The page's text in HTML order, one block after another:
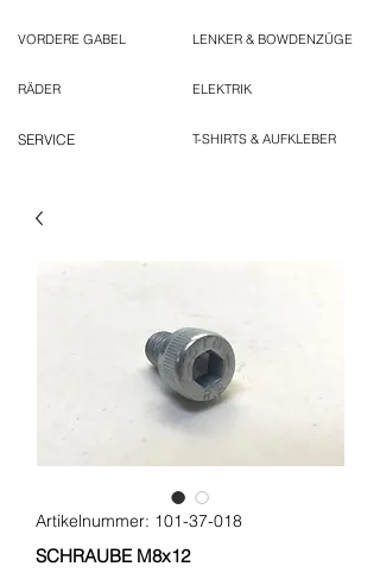
VORDERE GABEL
RÄDER
SERVICE
LENKER & BOWDENZÜGE
ELEKTRIK
T-SHIRTS & AUFKLEBER
Artikelnummer: 101-37-018
SCHRAUBE M8x12